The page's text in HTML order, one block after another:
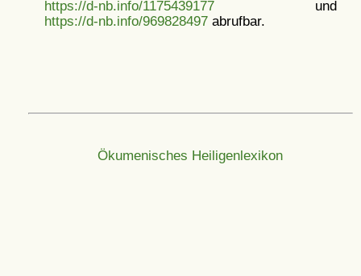
https://d-nb.info/1175439177und
https://d-nb.info/969828497abrufbar.
Ökumenisches Heiligenlexikon